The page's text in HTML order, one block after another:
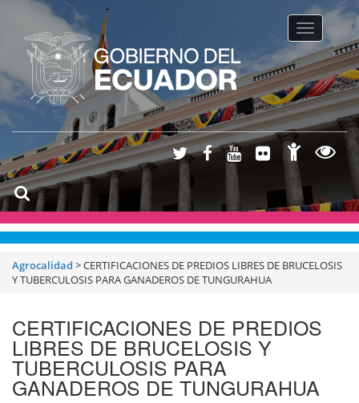
Toggle
Agrocalidad >CERTIFICACIONES DE PREDIOS LIBRES DE BRUCELOSIS
Y TUBERCULOSIS PARA GANADEROS DE TUNGURAHUA
CERTIFICACIONES DE PREDIOS
LIBRES DE BRUCELOSIS Y
TUBERCULOSIS PARA
GANADEROS DE TUNGURAHUA